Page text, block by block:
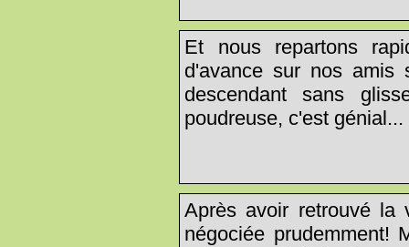
Et nous repartons
d'avance sur nos amis
descendant sans
poudreuse, c'est génial...
Après avoir retrouvé la
négociée prudemment!